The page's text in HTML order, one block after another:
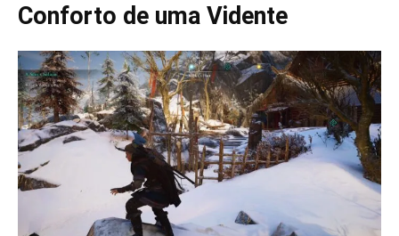
Conforto de uma Vidente